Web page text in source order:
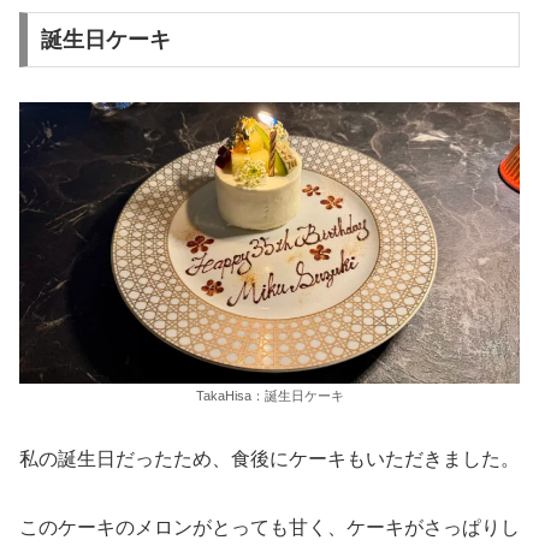
誕生日ケーキ
TakaHisa：誕生日ケーキ
私の誕生日だったため、食後にケーキもいただきました。
このケーキのメロンがとっても甘く、ケーキがさっぱりし